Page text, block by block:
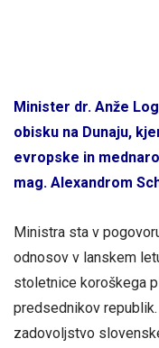
Minister dr. Anže
obisku na Dunaju,
evropske in
mag. Alexandrom
Ministra sta v
odnosov v lanskem
stoletnice koroškega
predsednikov
zadovoljstvo